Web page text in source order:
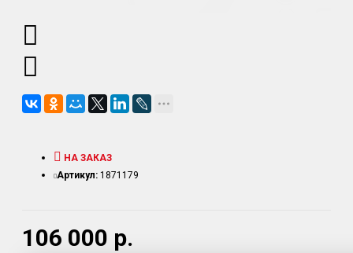
106 000 р.
НА ЗАКАЗ
Артикул: 1871179